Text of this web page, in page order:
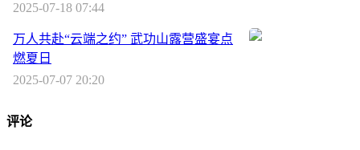
2025-07-18 07:44
万人共赴“云端之约” 武功山露营盛宴点
燃夏日
2025-07-07 20:20
评论